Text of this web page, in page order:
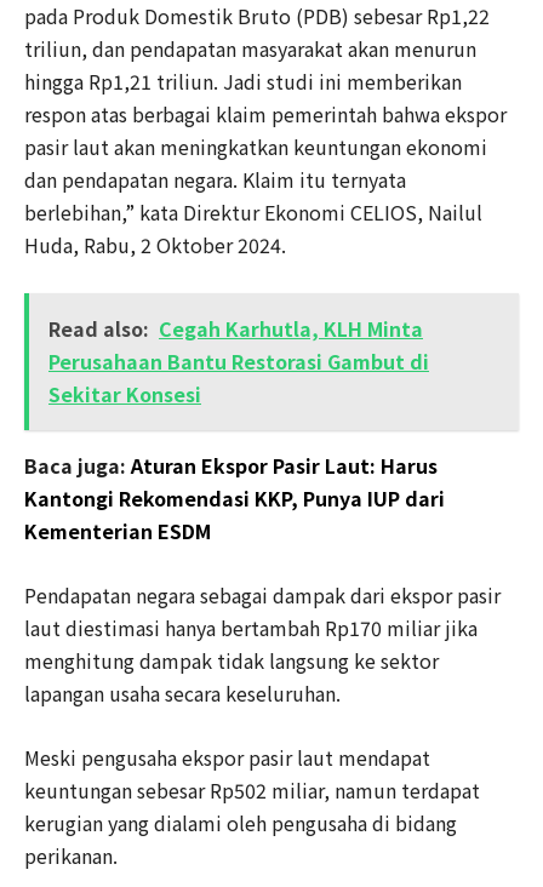
pada Produk Domestik Bruto (PDB) sebesar Rp1,22
triliun, dan pendapatan masyarakat akan menurun
hingga Rp1,21 triliun. Jadi studi ini memberikan
respon atas berbagai klaim pemerintah bahwa ekspor
pasir laut akan meningkatkan keuntungan ekonomi
dan pendapatan negara. Klaim itu ternyata
berlebihan,” kata Direktur Ekonomi CELIOS, Nailul
Huda, Rabu, 2 Oktober 2024.
Read also: Cegah Karhutla, KLH Minta
Perusahaan Bantu Restorasi Gambut di
Sekitar Konsesi
Baca juga:Aturan Ekspor Pasir Laut: Harus
Kantongi Rekomendasi KKP, Punya IUP dari
Kementerian ESDM
Pendapatan negara sebagai dampak dari ekspor pasir
laut diestimasi hanya bertambah Rp170 miliar jika
menghitung dampak tidak langsung ke sektor
lapangan usaha secara keseluruhan.
Meski pengusaha ekspor pasir laut mendapat
keuntungan sebesar Rp502 miliar, namun terdapat
kerugian yang dialami oleh pengusaha di bidang
perikanan.